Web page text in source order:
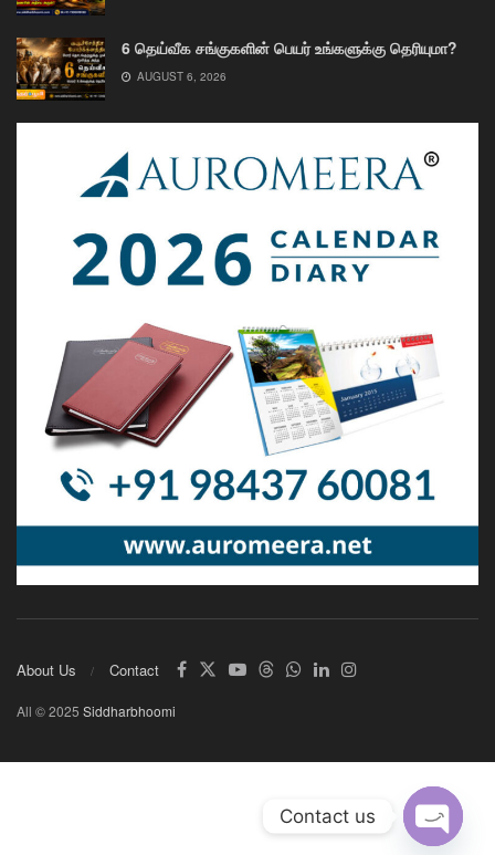
6 தெய்வீக சங்குகளின் பெயர் உங்களுக்கு தெரியுமா?
AUGUST 6, 2026
About Us Contact
All © 2025 Siddharbhoomi
Contact us